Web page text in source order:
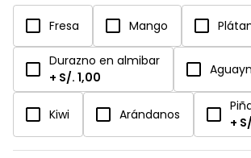
Fresa Mango
Durazno en almibar
+ S/. 1,00
Kiwi Arándanos
+